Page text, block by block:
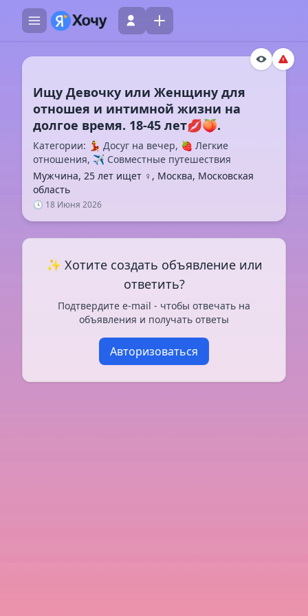
Ищу Девочку или Женщину для
отношея и интимной жизни на
Категории: 💃 Досуг на вечер, 🍓 Легкие
отношения, ✈️ Совместные путешествия
Мужчина, 25 лет ищет ♀️, Москва, Московская
область
🕓 18 Июня 2026
✨ Хотите создать объявление или
ответить?
Подтвердите e-mail - чтобы отвечать на
объявления и получать ответы
Авторизоваться